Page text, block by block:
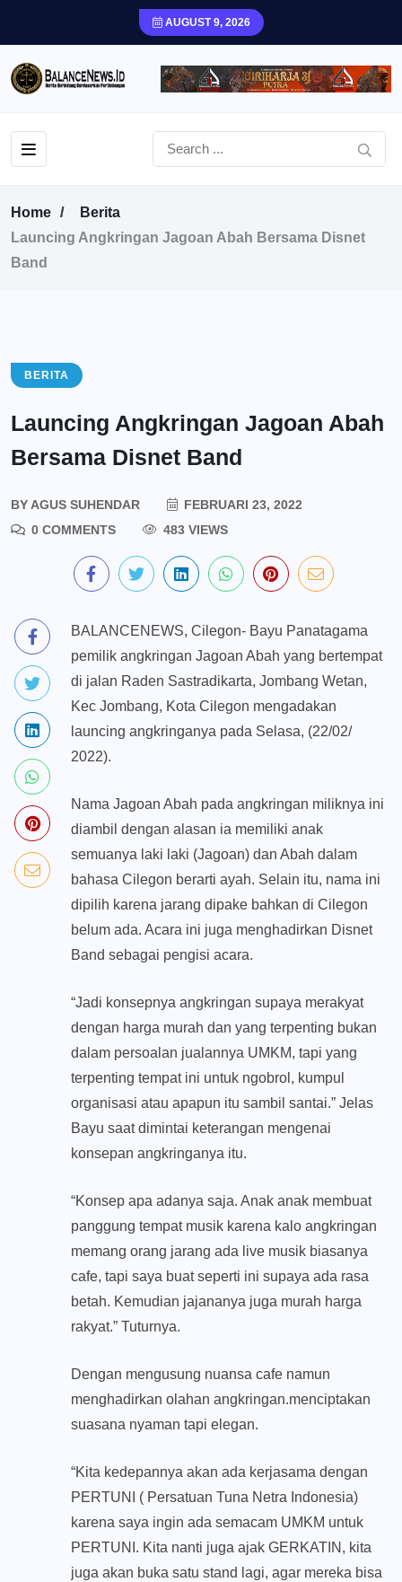
AUGUST 9, 2026
Home
Berita
Launcing Angkringan Jagoan Abah Bersama Disnet
Band
BERITA
Launcing Angkringan Jagoan Abah
Bersama Disnet Band
BYAGUS SUHENDAR
FEBRUARI 23, 2022
0 COMMENTS
483 VIEWS
BALANCENEWS, Cilegon- Bayu Panatagama
pemilik angkringan Jagoan Abah yang bertempat
di jalan Raden Sastradikarta, Jombang Wetan,
Kec Jombang, Kota Cilegon mengadakan
launcing angkringanya pada Selasa, (22/02/
2022).
Nama Jagoan Abah pada angkringan miliknya ini
diambil dengan alasan ia memiliki anak
semuanya laki laki (Jagoan) dan Abah dalam
bahasa Cilegon berarti ayah. Selain itu, nama ini
dipilih karena jarang dipake bahkan di Cilegon
belum ada. Acara ini juga menghadirkan Disnet
Band sebagai pengisi acara.
“Jadi konsepnya angkringan supaya merakyat
dengan harga murah dan yang terpenting bukan
dalam persoalan jualannya UMKM, tapi yang
terpenting tempat ini untuk ngobrol, kumpul
organisasi atau apapun itu sambil santai.” Jelas
Bayu saat dimintai keterangan mengenai
konsepan angkringanya itu.
“Konsep apa adanya saja. Anak anak membuat
panggung tempat musik karena kalo angkringan
memang orang jarang ada live musik biasanya
cafe, tapi saya buat seperti ini supaya ada rasa
betah. Kemudian jajananya juga murah harga
rakyat.” Tuturnya.
Dengan mengusung nuansa cafe namun
menghadirkan olahan angkringan.menciptakan
suasana nyaman tapi elegan.
“Kita kedepannya akan ada kerjasama dengan
PERTUNI ( Persatuan Tuna Netra Indonesia)
karena saya ingin ada semacam UMKM untuk
PERTUNI. Kita nanti juga ajak GERKATIN, kita
juga akan buka satu stand lagi, agar mereka bisa